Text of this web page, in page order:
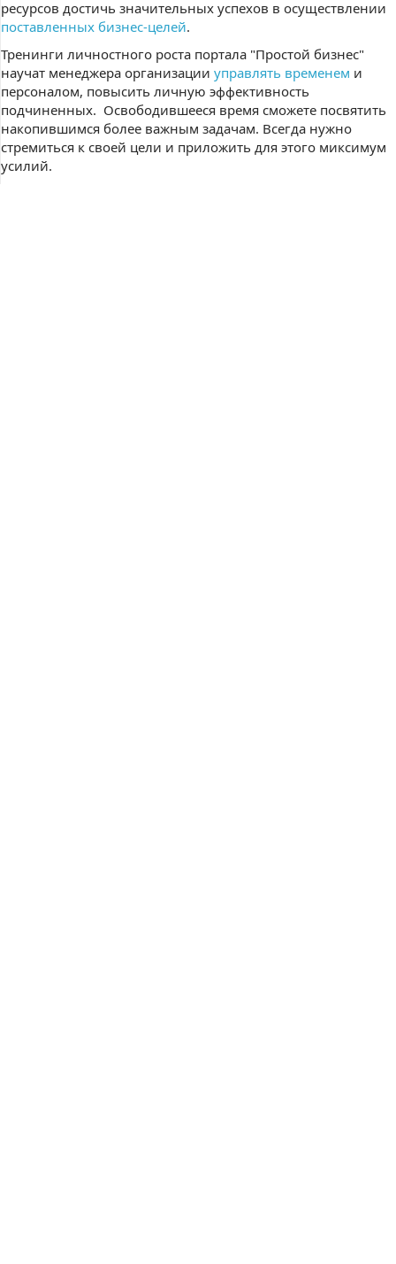
ресурсов достичь значительных успехов в осуществлении
поставленных бизнес-целей.
Тренинги личностного роста портала "Простой бизнес"
научат менеджера организации управлять временем и
персоналом, повысить личную эффективность
подчиненных. Освободившееся время сможете посвятить
накопившимся более важным задачам. Всегда нужно
стремиться к своей цели и приложить для этого миксимум
усилий.